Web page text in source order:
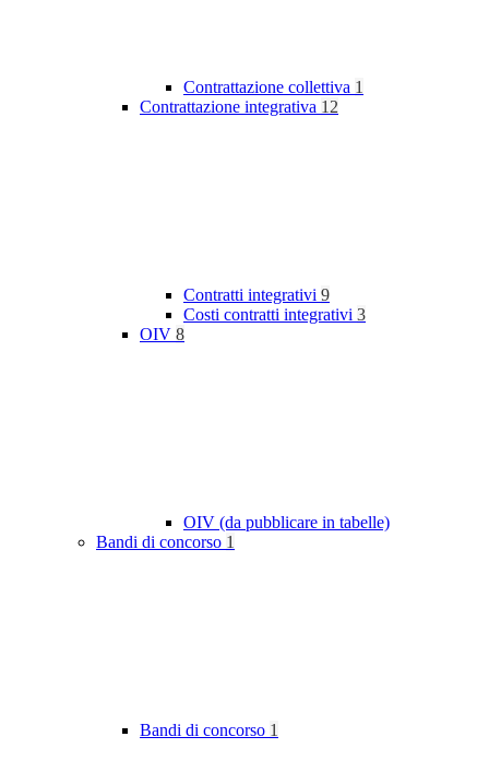
Contrattazione collettiva 1
Contrattazione integrativa 12
Contratti integrativi 9
Costi contratti integrativi 3
OIV 8
OIV (da pubblicare in tabelle)
Bandi di concorso 1
Bandi di concorso 1